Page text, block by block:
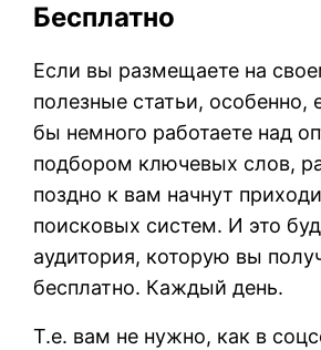
Бесплатно
Если вы размещаете на
полезные статьи, особенно,
бы немного работаете над
подбором ключевых слов,
поздно к вам начнут
поисковых систем. И это
аудитория, которую вы
бесплатно. Каждый день.
Т.е. вам не нужно, как в